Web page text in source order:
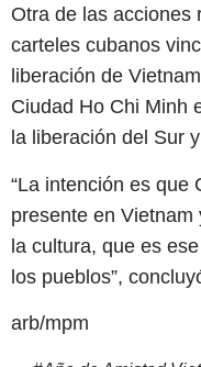
Otra de las acciones
carteles cubanos
liberación de
Ciudad Ho Chi Minh
la liberación del Sur
“La intención es que
presente en
la cultura, que es
los pueblos”,
arb/mpm